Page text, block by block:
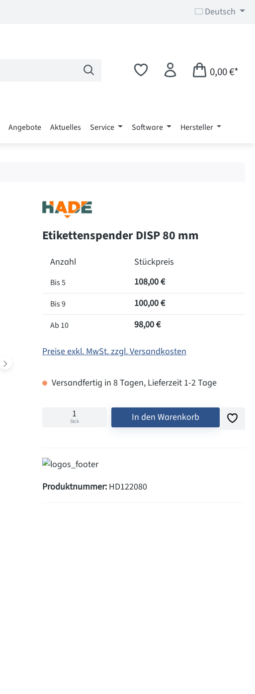
Deutsch
0,00 €*
Angebote Aktuelles Service Software Hersteller
Etikettenspender DISP 80 mm
Anzahl Stückpreis
Bis5 108,00 €
Bis9 100,00 €
Ab 10 98,00 €
Preise exkl. MwSt. zzgl. Versandkosten
Versandfertig in 8 Tagen, Lieferzeit 1-2 Tage
Stck In den Warenkorb
Produktnummer: HD122080